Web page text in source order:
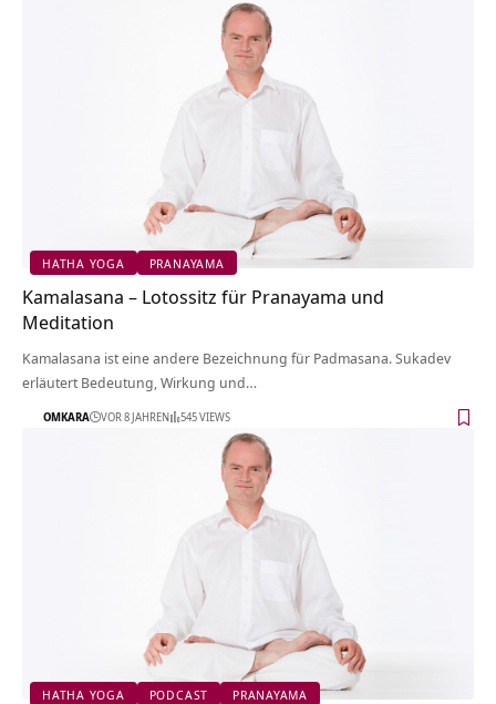
HATHA YOGA PRANAYAMA
Kamalasana – Lotossitz für Pranayama und
Meditation
Kamalasana ist eine andere Bezeichnung für Padmasana. Sukadev
erläutert Bedeutung, Wirkung und…
OMKARA VOR 8 JAHREN 545 VIEWS
HATHA YOGA PODCAST PRANAYAMA